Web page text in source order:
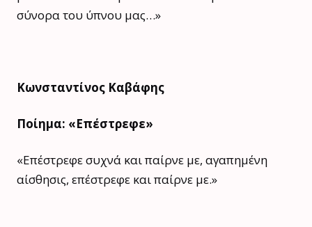
σύνορα του ύπνου μας…»
Κωνσταντίνος Καβάφης
Ποίημα: «Επέστρεφε»
«Επέστρεφε συχνά και παίρνε με, αγαπημένη
αίσθησις, επέστρεφε και παίρνε με.»